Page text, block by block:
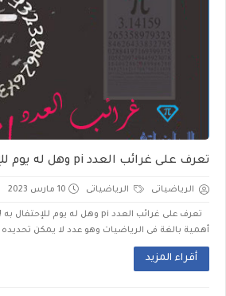
تعرف على غرائب العدد pi وهل له يوم للإحتفال به !
الرياضياتى الرياضياتى 10 مارس 2023
أهمية بالغة فى الرياضيات وهو عدد لا يمكن
أقراء المزيد